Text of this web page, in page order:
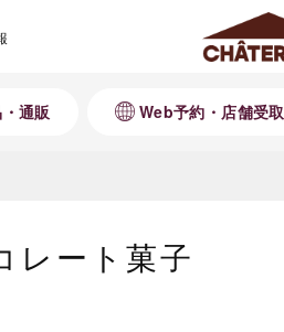
通販 Web予約・店舗受取
レート菓子